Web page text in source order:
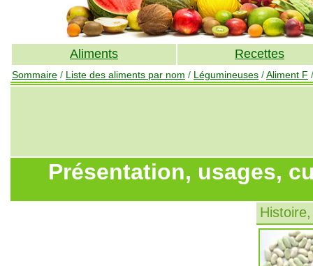
Aliments Recettes
Sommaire / Liste des aliments par nom / Légumineuses /Aliment F
Présentation, usages,